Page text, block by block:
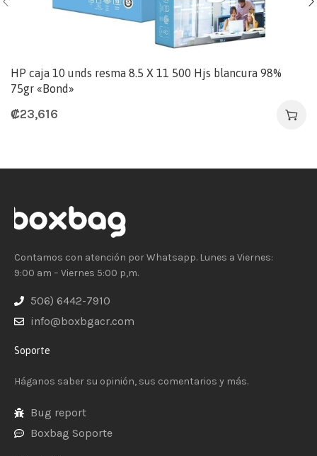
HP caja 10 unds resma 8.5 X 11 500 Hjs blancura 98%
75gr «Bond»
₡23,616
Contamos con atención por Whatsapp. Lunes a Viernes:
9:00 am – Viernes 5:00 p,m.
506) 6442-7910
info@boxbgacr.com
Soporte
Háganos saber su opinión, sus comentarios y más.
Bug report
Boxbag Soporte